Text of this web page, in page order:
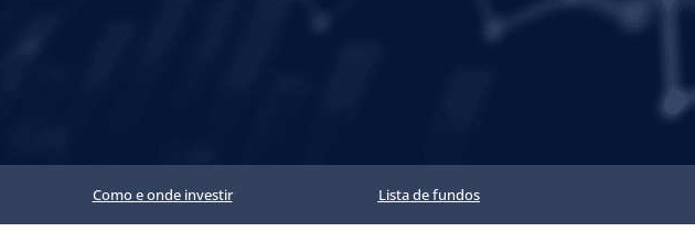
Como e onde investir Lista de fundos